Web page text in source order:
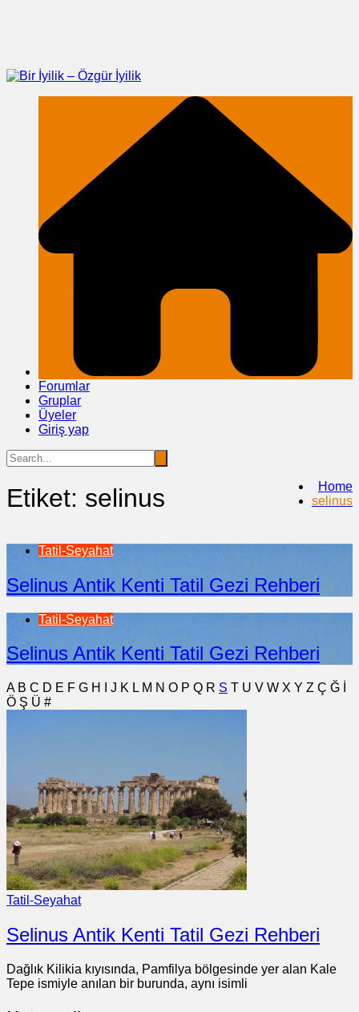
Forumlar
Gruplar
Üyeler
Giriş yap
Etiket: selinus
Home
selinus
Tatil-Seyahat
Selinus Antik Kenti Tatil Gezi Rehberi
Tatil-Seyahat
Selinus Antik Kenti Tatil Gezi Rehberi
A B C D E F G H J K L M N O P Q R S T U V W X Y Z Ç Ğ
Ö Ş Ü #
Tatil-Seyahat
Selinus Antik Kenti Tatil Gezi Rehberi
Dağlık Kilikia kıyısında, Pamfilya bölgesinde yer alan Kale
Tepe ismiyle anılan bir burunda, aynı isimli